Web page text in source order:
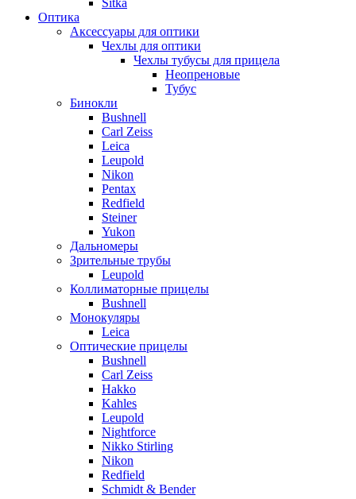
Sitka
Оптика
Аксессуары для оптики
Чехлы для оптики
Чехлы тубусы для прицела
Неопреновые
Тубус
Бинокли
Bushnell
Carl Zeiss
Leica
Leupold
Nikon
Pentax
Redfield
Steiner
Yukon
Дальномеры
Зрительные трубы
Leupold
Коллиматорные прицелы
Bushnell
Монокуляры
Leica
Оптические прицелы
Bushnell
Carl Zeiss
Hakko
Kahles
Leupold
Nightforce
Nikko Stirling
Nikon
Redfield
Schmidt & Bender